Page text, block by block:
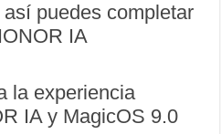
puedes completar
IA
la experiencia
IA y MagicOS 9.0